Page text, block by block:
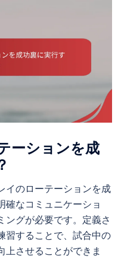
ーションを成
イのローテーションを成
確なコミュニケーショ
ングが必要です。定義さ
習することで、試合中の
上させることができま